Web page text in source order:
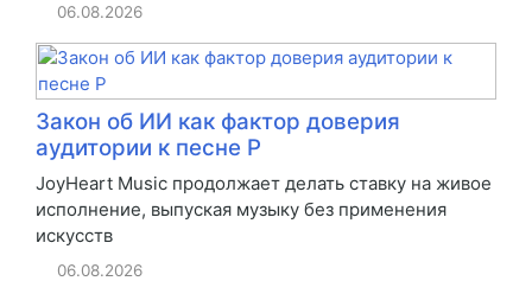
06.08.2026
Закон об ИИ как фактор доверия
аудитории к песне Р
JoyHeart Music продолжает делать ставку на живое
исполнение, выпуская музыку без применения
искусств
06.08.2026